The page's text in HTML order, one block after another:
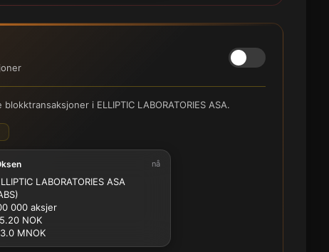
i ELLIPTIC LABORATORIES ASA.
nå
LABORATORIES ASA
000 aksjer
NOK
MNOK